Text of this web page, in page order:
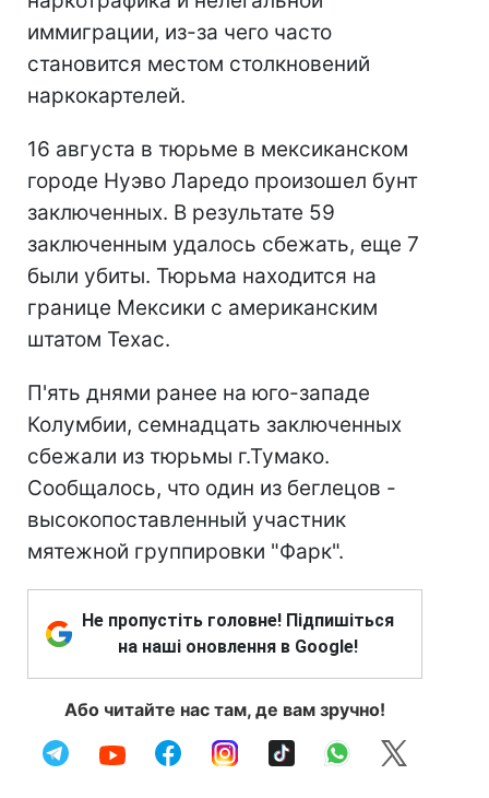
иммиграции, из-за чего часто
становится местом столкновений
наркокартелей.
16 августа в тюрьме в мексиканском
городе Нуэво Ларедо произошел бунт
заключенных. В результате 59
заключенным удалось сбежать, еще 7
были убиты. Тюрьма находится на
границе Мексики с американским
штатом Техас.
П'ять днями ранее на юго-западе
Колумбии, семнадцать заключенных
сбежали из тюрьмы г.Тумако.
Сообщалось, что один из беглецов -
высокопоставленный участник
мятежной группировки "Фарк".
Не пропустіть головне! Підпишіться
на наші оновлення в Google!
Або читайте нас там, де вам зручно!